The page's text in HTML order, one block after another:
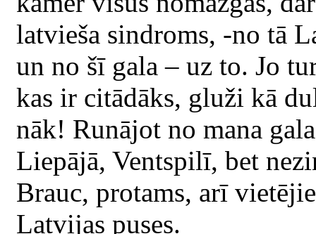
latvieša sindroms, -no tā
un no šī gala – uz to. Jo
kas ir citādāks, gluži kā
nāk! Runājot no mana
Liepājā, Ventspilī, bet
Brauc, protams, arī
Latvijas puses.